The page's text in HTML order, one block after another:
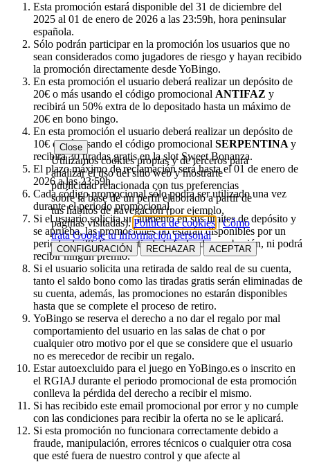
Esta promoción estará disponible del 31 de diciembre del
2025 al 01 de enero de 2026 a las 23:59h, hora peninsular
española.
Sólo podrán participar en la promoción los usuarios que no
sean considerados como jugadores de riesgo y hayan recibido
la promoción directamente desde YoBingo.
En esta promoción el usuario deberá realizar un depósito de
20€ o más usando el código promocional ANTIFAZ y
recibirá un 50% extra de lo depositado hasta un máximo de
20€ en bono bingo.
En esta promoción el usuario deberá realizar un depósito de
10€ o más usando el código promocional SERPENTINA y
recibirá 30 tiradas gratis en la slot Sweet Bonanza.
El plazo máximo de reclamación será hasta el 01 de enero de
2026 a las 23:59h.
Cada código promocional sólo podrá ser utilizado una vez
durante el periodo promocional.
Si el usuario solicita un aumento en sus límites de depósito y
se aprueba, las promociones no estarán disponibles por un
periodo de 30 días a partir de la fecha de aprobación, ni podrá
recibir ningún premio.
Si el usuario solicita una retirada de saldo real de su cuenta,
tanto el saldo bono como las tiradas gratis serán eliminadas de
su cuenta, además, las promociones no estarán disponibles
hasta que se complete el proceso de retiro.
YoBingo se reserva el derecho a no dar el regalo por mal
comportamiento del usuario en las salas de chat o por
cualquier otro motivo por el que se considere que el usuario
no es merecedor de recibir un regalo.
Estar autoexcluido para el juego en YoBingo.es o inscrito en
el RGIAJ durante el periodo promocional de esta promoción
conlleva la pérdida del derecho a recibir el mismo.
Si has recibido este email promocional por error y no cumple
con las condiciones para recibir la oferta no se le aplicará.
Si esta promoción no funcionara correctamente debido a
fraude, manipulación, errores técnicos o cualquier otra cosa
que esté fuera de nuestro control y que afecte al
Close
Utilizamos cookies propias y de terceros para
analizar el uso del sitio web y mostrarte
publicidad relacionada con tus preferencias
sobre la base de un perfil elaborado a partir de
tus hábitos de navegación (por ejemplo,
páginas visitadas).Política de cookies|Cómo
trata Google tu información personal
CONFIGURACIÓN RECHAZAR ACEPTAR